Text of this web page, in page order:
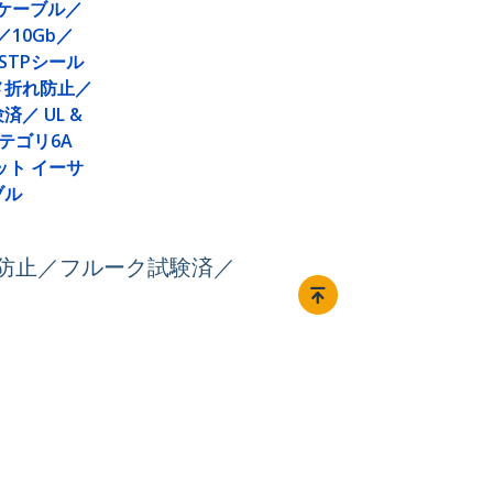
ーブル／
10Gb／
シール
れ防止／
／ UL &
ゴリ6A
ト イーサ
ル
止／フルーク試験済／